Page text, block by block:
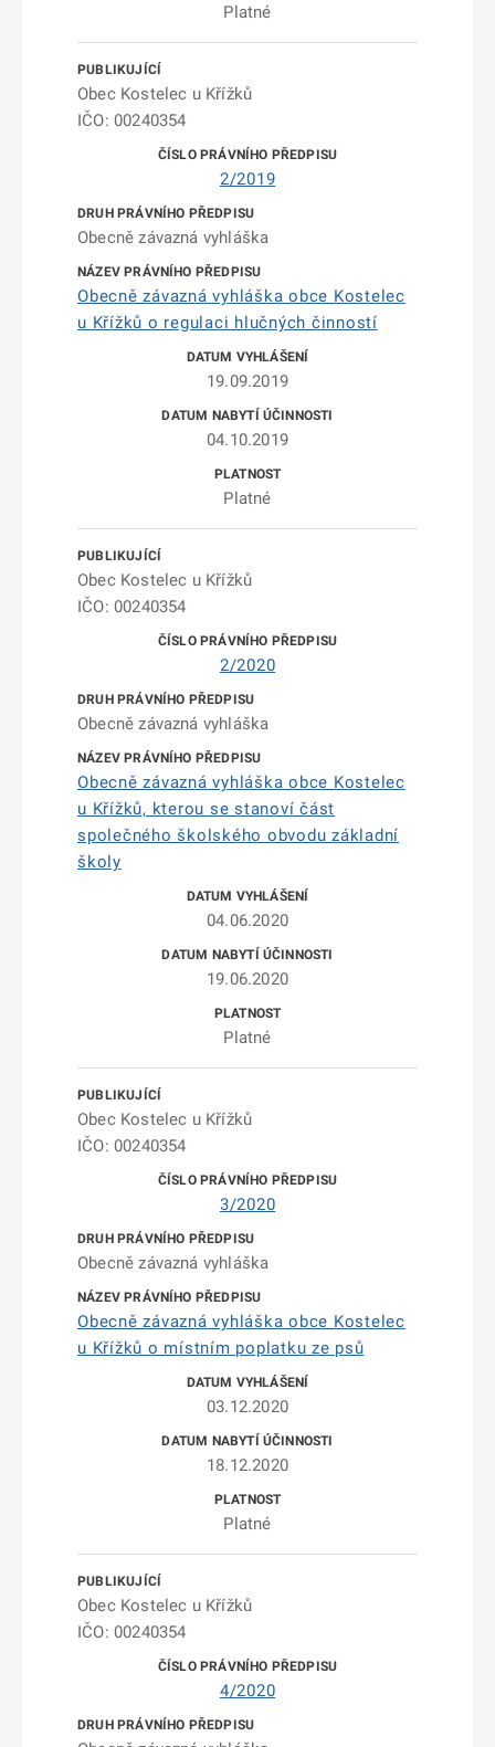
Platné
Obec Kostelec u Křížků
IČO: 00240354
2/2019
Obecně závazná vyhláška
Obecně závazná vyhláška obce Kostelec
u Křížků o regulaci hlučných činností
19.09.2019
04.10.2019
Platné
Obec Kostelec u Křížků
IČO: 00240354
2/2020
Obecně závazná vyhláška
Obecně závazná vyhláška obce Kostelec
u Křížků, kterou se stanoví část
společného školského obvodu základní
školy
04.06.2020
19.06.2020
Platné
Obec Kostelec u Křížků
IČO: 00240354
3/2020
Obecně závazná vyhláška
Obecně závazná vyhláška obce Kostelec
u Křížků o místním poplatku ze psů
03.12.2020
18.12.2020
Platné
Obec Kostelec u Křížků
IČO: 00240354
4/2020